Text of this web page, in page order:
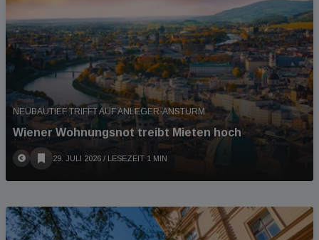
NEUBAUTIEF TRIFFT AUF ANLEGER-ANSTURM
Wiener Wohnungsnot treibt Mieten hoch
29. JULI 2026 / LESEZEIT 1 MIN